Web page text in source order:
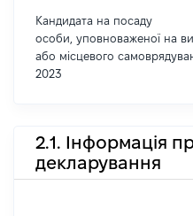
Кандидата на посаду
особи, уповноваженої на
або місцевого
2023
2.1. Інформація
декларування